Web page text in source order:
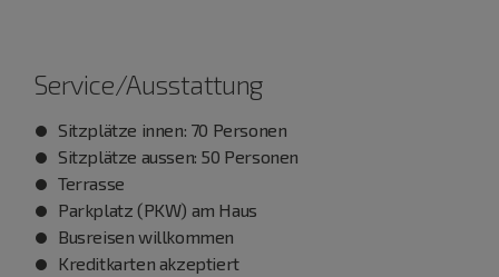
Service/Ausstattung
Sitzplätze innen: 70 Personen
Sitzplätze aussen: 50 Personen
Terrasse
Parkplatz (PKW) am Haus
Busreisen willkommen
Kreditkarten akzeptiert